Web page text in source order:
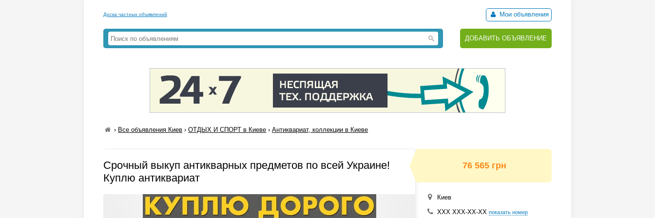
Доска частных объявлений Мои объявления
ДОБАВИТЬ ОБЪЯВЛЕНИЕ
› Все объявления Киев ›ОТДЫХ И СПОРТ в Киеве ›Антиквариат, коллекции в Киеве
Срочный выкуп антикварных предметов по всей Украине!
Куплю антиквариат
76 565 грн
Киев
ХХХ ХХХ-ХХ-ХХ показать номер